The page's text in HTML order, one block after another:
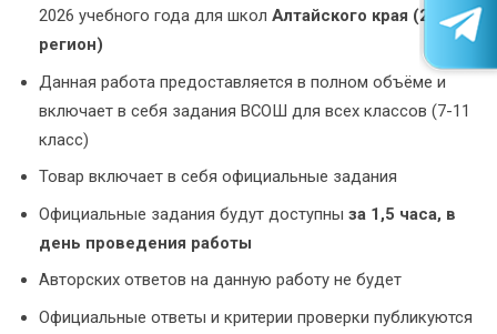
2026 учебного года для школ Алтайского края (22
регион)
Данная работа предоставляется в полном объёме и
включает в себя задания ВСОШ для всех классов (7-11
класс)
Товар включает в себя официальные задания
Официальные задания будут доступны за 1,5 часа, в
день проведения работы
Авторских ответов на данную работу не будет
Официальные ответы и критерии проверки публикуются